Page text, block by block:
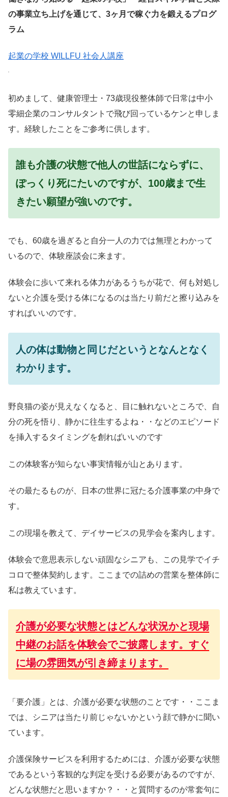
の事業立ち上げを通じて、3ヶ月で稼ぐ力を鍛えるプログ
ラム
起業の学校 WILLFU 社会人講座
初めまして、健康管理士・73歳現役整体師で日常は中小
零細企業のコンサルタントで飛び回っているケンと申しま
す。経験したことをご参考に供します。
誰も介護の状態で他人の世話にならずに、
ぽっくり死にたいのですが、100歳まで生
きたい願望が強いのです。
でも、60歳を過ぎると自分一人の力では無理とわかって
いるので、体験座談会に来ます。
体験会に歩いて来れる体力があるうちが花で、何も対処し
ないと介護を受ける体になるのは当たり前だと擦り込みを
すればいいのです。
人の体は動物と同じだというとなんとなく
わかります。
野良猫の姿が見えなくなると、目に触れないところで、自
分の死を悟り、静かに往生するよね・・などのエピソード
を挿入するタイミングを創ればいいのです
この体験客が知らない事実情報が山とあります。
その最たるものが、日本の世界に冠たる介護事業の中身で
す。
この現場を教えて、デイサービスの見学会を案内します。
体験会で意思表示しない頑固なシニアも、この見学でイチ
コロで整体契約します。ここまでの詰めの営業を整体師に
私は教えています。
介護が必要な状態とはどんな状況かと現場
中継のお話を体験会でご披露します。すぐ
に場の雰囲気が引き締まります。
「要介護」とは、介護が必要な状態のことです・・ここま
では、シニアは当たり前じゃないかという顔で静かに聞い
ています。
介護保険サービスを利用するためには、介護が必要な状態
であるという客観的な判定を受ける必要があるのですが、
どんな状態だと思いますか？・・と質問するのが常套句に